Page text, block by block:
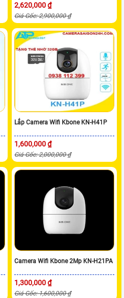
2,620,000 ₫
Giá Gốc: 2,900,000 ₫
Lắp Camera Wifi Kbone KN-H41P
1,600,000 ₫
Giá Gốc: 2,000,000 ₫
Camera Wifi Kbone 2Mp KN-H21PA
1,300,000 ₫
Giá Gốc: 1,600,000 ₫